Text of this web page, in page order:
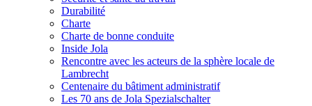
Durabilité
Charte
Charte de bonne conduite
Inside Jola
Rencontre avec les acteurs de la sphère locale de
Lambrecht
Centenaire du bâtiment administratif
Les 70 ans de Jola Spezialschalter